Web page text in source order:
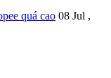
quá cao 08 Jul ,